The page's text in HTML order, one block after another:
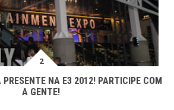
PRESENTE NA E3 2012! PARTICIPE COM
A GENTE!